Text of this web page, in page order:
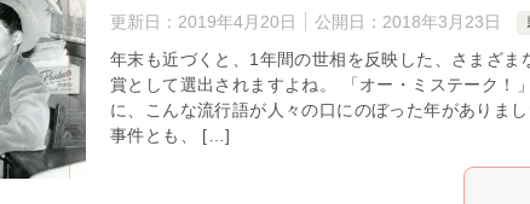
更新日： 2019年4月20日 公開日： 2018年3月23日
年末も近づくと、1年間の世相を反映した、さまざま
賞として選出されますよね。 「オー・ミステーク！
に、こんな流行語が人々の口にのぼった年がありま
事件とも、 […]